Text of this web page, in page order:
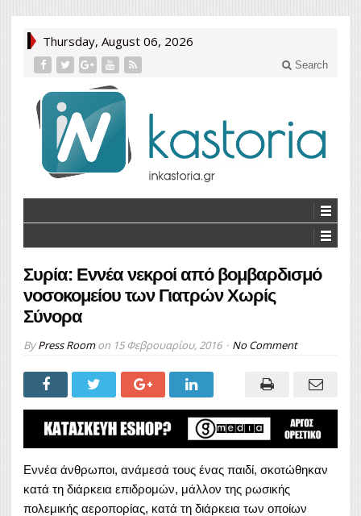
Thursday, August 06, 2026
Search
Συρία: Εννέα νεκροί από βομβαρδισμό
νοσοκομείου των Γιατρών Χωρίς
Σύνορα
ByPress Roomon 15 Φεβρουαρίου, 2016 No Comment
Εννέα άνθρωποι, ανάμεσά τους ένας παιδί, σκοτώθηκαν
κατά τη διάρκεια επιδρομών, μάλλον της ρωσικής
πολεμικής αεροπορίας, κατά τη διάρκεια των οποίων